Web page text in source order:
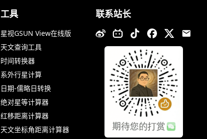
工具
星视GSUN View在线版
天文查询工具
时间转换器
系外行星计算
日期-儒略日转换
绝对星等计算器
红移距离计算器
天文坐标角距离计算器
联系站长